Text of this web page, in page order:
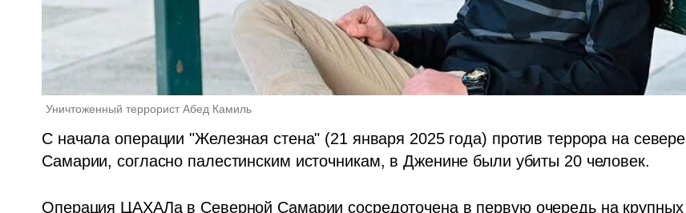
Уничтоженный террорист Абед Камиль
С начала операции "Железная стена" (21 января 2025 года) против террора на севере
Самарии, согласно палестинским источникам, в Дженине были убиты 20 человек.
Операция ЦАХАЛа в Северной Самарии сосредоточена в первую очередь на крупных